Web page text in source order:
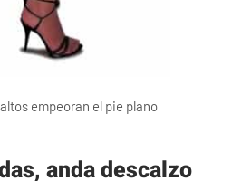
empeoran el pie plano
anda descalzo